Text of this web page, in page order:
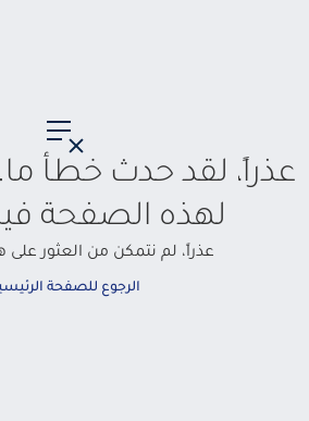
عذراً، لقد حدث خطأ
لهذه الصفحة
عذراً، لم نتمكن من العثور
الرجوع للصفحة